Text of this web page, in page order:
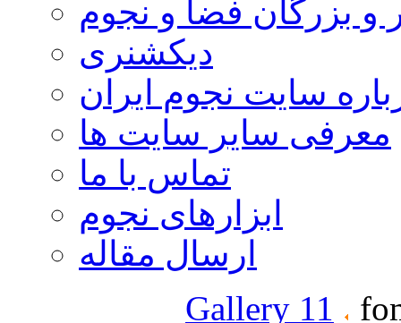
و بزرگان فضا و نجوم
دیکشنری
سایت نجوم ایران
معرفی سایر سایت ها
تماس با ما
ابزارهای نجوم
ارسال مقاله
Gallery 11